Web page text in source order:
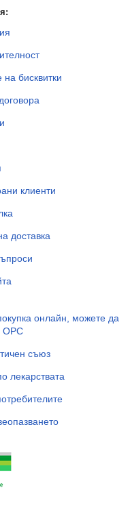
на бисквитки
клиенти
доставка
онлайн, можете да
ОРС
съюз
лекарствата